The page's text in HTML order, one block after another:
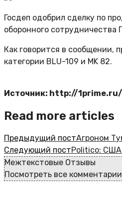
Госдеп одобрил сделку по
оборонного сотрудничества
Как говорится в сообщении,
категории BLU-109 и MK 82.
Источник: http://
Read more articles
Предыдущий постАгроном
Следующий постPolitico: США
Межтекстовые Отзывы
Посмотреть все комментарии